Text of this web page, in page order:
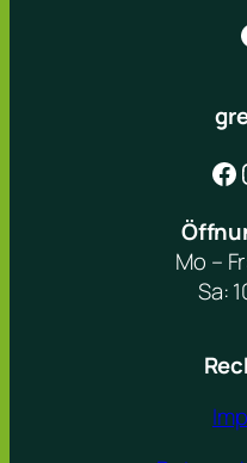
Facebook
Mo –
Sa: